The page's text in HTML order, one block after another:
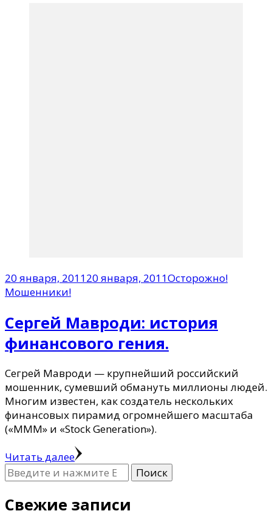
20 января, 201120 января, 2011Осторожно!
Мошенники!
Cергей Мавроди: история
финансового гения.
Сегрей Мавроди — крупнейший российский
мошенник, сумевший обмануть миллионы людей.
Многим известен, как создатель нескольких
финансовых пирамид огромнейшего масштаба
(«MMM» и «Stock Generation»).
Читать далее
Ищите
что-
то?
Свежие записи